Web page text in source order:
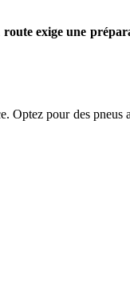
exige une
pour des